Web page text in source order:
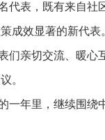
代表，既有来自社
成效显著的新代表
们亲切交流、暖
。
一年里，继续围